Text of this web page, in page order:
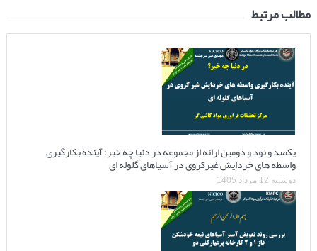
مطالب مرتبط
یکصد و نود و دومین ارائه از مجموعه در دنیا چه خبر: آینده بکارگیری
واسطه های خردایش غیرکروی در آسیاهای گلوله ای
دوشنبه 12 مرداد 1405